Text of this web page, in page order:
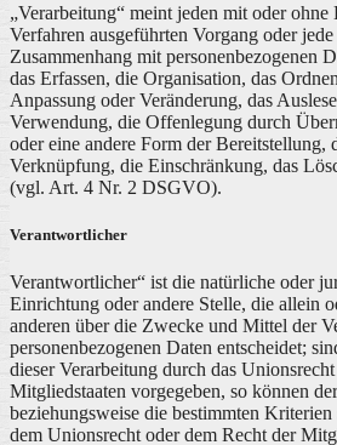
„Verarbeitung“ meint jeden mit oder
Verfahren ausgeführten Vorgang oder
Zusammenhang mit personenbezogenen
das Erfassen, die Organisation, das
Anpassung oder Veränderung, das
Verwendung, die Offenlegung durch
oder eine andere Form der Bereitstellung,
Verknüpfung, die Einschränkung, das
(vgl. Art. 4 Nr. 2 DSGVO).
Verantwortlicher
Verantwortlicher“ ist die natürliche oder
Einrichtung oder andere Stelle, die allein
anderen über die Zwecke und Mittel der
personenbezogenen Daten entscheidet;
dieser Verarbeitung durch das
Mitgliedstaaten vorgegeben, so können
beziehungsweise die bestimmten
dem Unionsrecht oder dem Recht der